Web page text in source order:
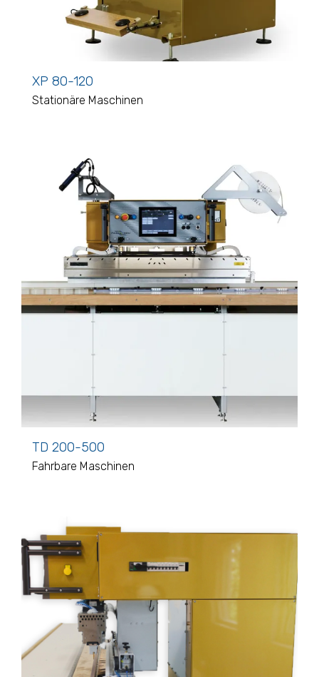
XP 80-120
Stationäre Maschinen
TD 200-500
Fahrbare Maschinen